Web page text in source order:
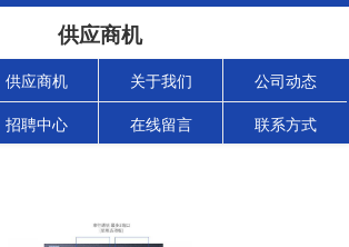
供应商机
供应商机 关于我们 公司动态
招聘中心 在线留言 联系方式